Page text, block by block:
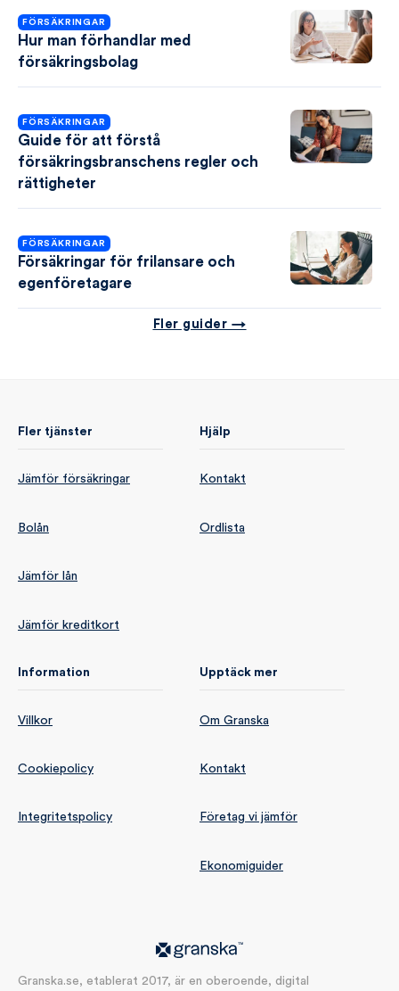
Fler guider →
FÖRSÄKRINGAR
Hur man förhandlar med
försäkringsbolag
FÖRSÄKRINGAR
Guide för att förstå
försäkringsbranschens regler och
rättigheter
FÖRSÄKRINGAR
Försäkringar för frilansare och
egenföretagare
Fler tjänster
Jämför försäkringar
Bolån
Jämför lån
Jämför kreditkort
Hjälp
Kontakt
Ordlista
Information
Villkor
Cookiepolicy
Integritetspolicy
Upptäck mer
Om Granska
Kontakt
Företag vi jämför
Ekonomiguider
Granska.se, etablerat 2017, är en oberoende, digital